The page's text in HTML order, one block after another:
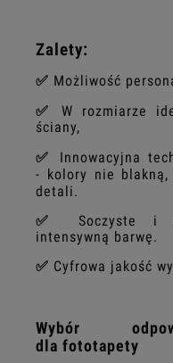
Zalety:
✅ Możliwość
✅W rozmiarze
ściany,
✅ Innowacyjna
- kolory nie blakną,
detali.
✅
Soczyste i
intensywną barwę.
✅ Cyfrowa jakość
Wybór
dla fototapety